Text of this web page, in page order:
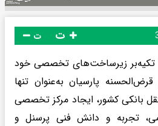
ت
تکیه‌بر زیرساخت‌های تخصصی خود
پارسیان به‌عنوان تنها
بانکی کشور، ایجاد مرکز تخصصی
تجربه و دانش فنی پرسنل و